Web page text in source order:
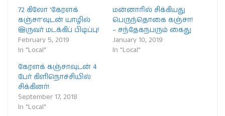
72 கிலோ ‘கேரளக்
கஞ்சா’வுடன் யாழில்
இருவர் மடக்கிப் பிடிப்பு!
February 5, 2019
In "Local"
மன்னாரில் சிக்கியது
பெருந்தொகை கஞ்சா!
– சந்தேகநபரும் கைது
January 10, 2019
In "Local"
கேரளக் கஞ்சாவுடன் 4
பேர் கிளிநொச்சியில்
சிக்கினர்!
September 17, 2018
In "Local"